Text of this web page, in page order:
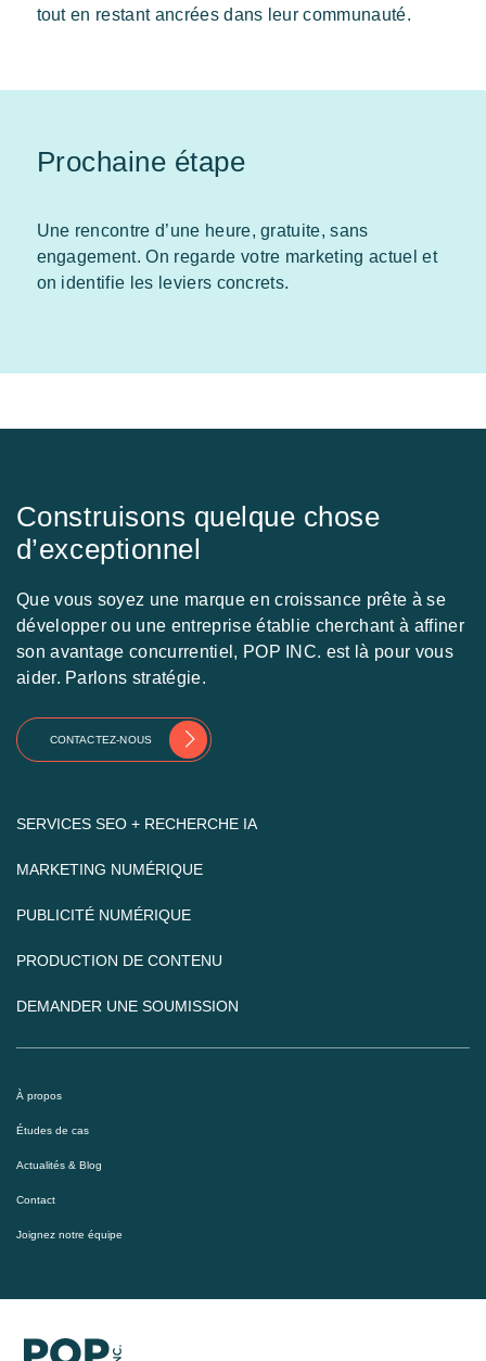
tout en restant ancrées dans leur communauté.
Prochaine étape
Une rencontre d’une heure, gratuite, sans
engagement. On regarde votre marketing actuel et
on identifie les leviers concrets.
Construisons quelque chose
d’exceptionnel
Que vous soyez une marque en croissance prête à se
développer ou une entreprise établie cherchant à affiner
son avantage concurrentiel, POP INC. est là pour vous
aider. Parlons stratégie.
CONTACTEZ-NOUS
SERVICES SEO + RECHERCHE IA
MARKETING NUMÉRIQUE
PUBLICITÉ NUMÉRIQUE
PRODUCTION DE CONTENU
DEMANDER UNE SOUMISSION
À propos
Études de cas
Actualités & Blog
Contact
Joignez notre équipe